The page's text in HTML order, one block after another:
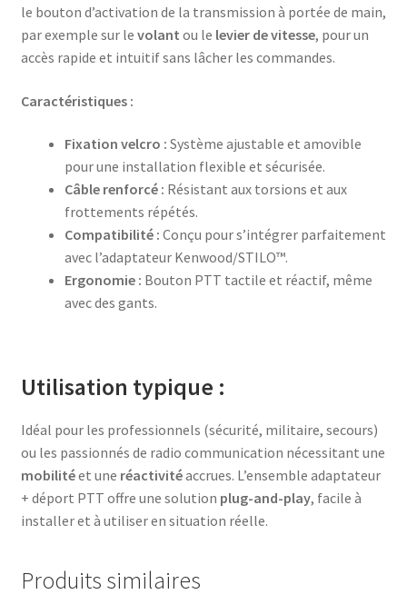
le bouton d’activation de la transmission à portée de main,
par exemple sur le volant ou le levier de vitesse, pour un
accès rapide et intuitif sans lâcher les commandes.
Caractéristiques :
Fixation velcro : Système ajustable et amovible
pour une installation flexible et sécurisée.
Câble renforcé : Résistant aux torsions et aux
frottements répétés.
Compatibilité : Conçu pour s’intégrer parfaitement
avec l’adaptateur Kenwood/STILO™.
Ergonomie : Bouton PTT tactile et réactif, même
avec des gants.
Utilisation typique :
Idéal pour les professionnels (sécurité, militaire, secours)
ou les passionnés de radio communication nécessitant une
mobilitéet une réactivitéaccrues. L’ensemble adaptateur
+ déport PTT offre une solution plug-and-play, facile à
installer et à utiliser en situation réelle.
Produits similaires